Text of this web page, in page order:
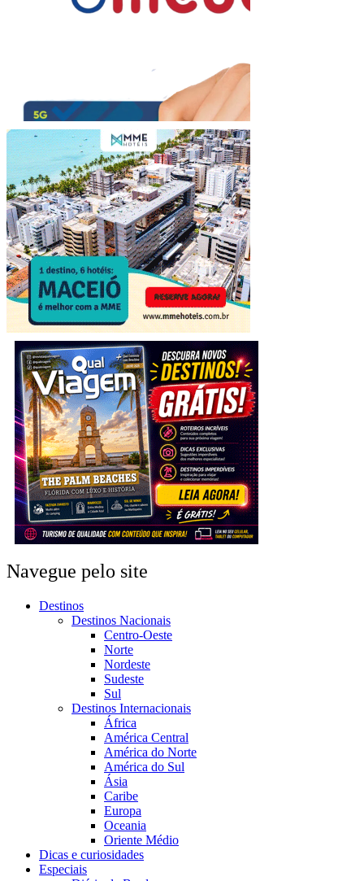
Navegue pelo site
Destinos
Destinos Nacionais
Centro-Oeste
Norte
Nordeste
Sudeste
Sul
Destinos Internacionais
África
América Central
América do Norte
América do Sul
Ásia
Caribe
Europa
Oceania
Oriente Médio
Dicas e curiosidades
Especiais